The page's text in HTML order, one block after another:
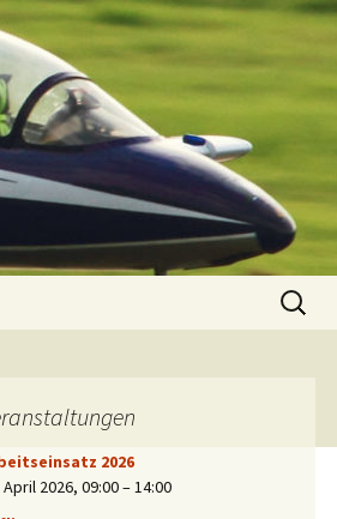
e.V.
Suchen
nach:
2026
April 2026, 09:00–14:00